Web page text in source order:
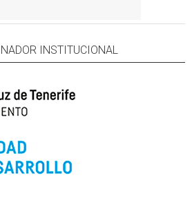
INSTITUCIONAL